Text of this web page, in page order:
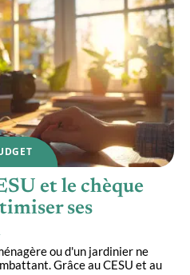
et le chèque
ses
ou d'un jardinier ne
Grâce au CESU et au